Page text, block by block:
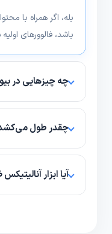
بله، اگر همراه با
باشد، فالوورهای
چه چیزهایی در
پیشنهاد ارزش،
یا رزرو؛ این سه
چقدر طول می‌کشد
با استراتژی منظم و
1 تا 3 ماه تغییر قابل مشاهده است.آیا ابزار